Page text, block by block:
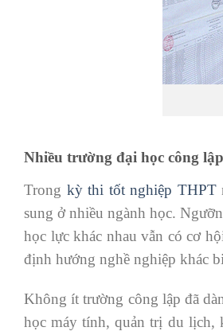
Nhiều trường đại học công
Trong kỳ thi tốt nghiệp THPT
sung ở nhiều ngành học.
học lực khác nhau vẫn có cơ
định hướng nghề nghiệp khác
Không ít trường công lập đã
học máy tính, quản trị du lịch,